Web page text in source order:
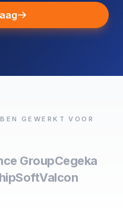
GEWERKT VOOR
GroupCegeka
Valcon